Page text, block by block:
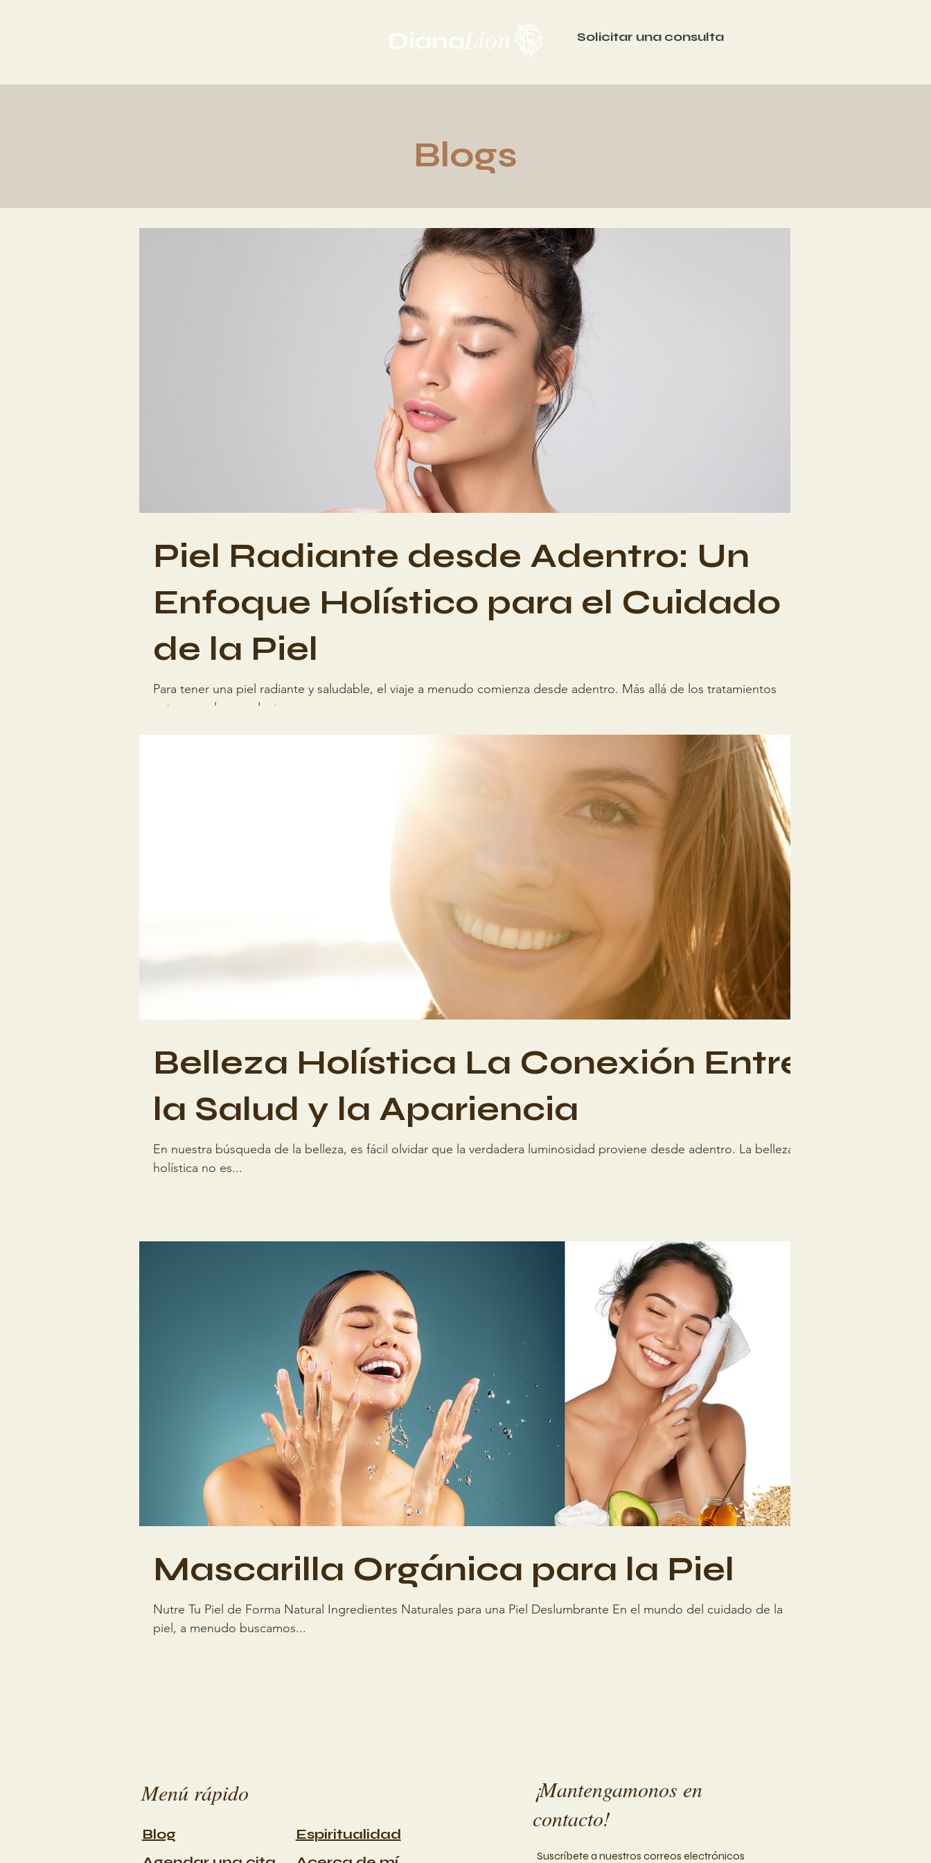
Solicitar una consulta
Blogs
Piel Radiante desde Adentro: Un
Enfoque Holístico para el Cuidado
de la Piel
Para tener una piel radiante y saludable, el viaje a menudo comienza desde adentro. Más allá de los tratamientos
externos y los productos...
Belleza Holística La Conexión Entre
la Salud y la Apariencia
En nuestra búsqueda de la belleza, es fácil olvidar que la verdadera luminosidad proviene desde adentro. La belleza
holística no es...
Mascarilla Orgánica para la Piel
Nutre Tu Piel de Forma Natural Ingredientes Naturales para una Piel Deslumbrante En el mundo del cuidado de la
piel, a menudo buscamos...
Menú rápido
Blog
Espiritualidad
¡Mantengamonos en
contacto!
Suscríbete a nuestros correos electrónicos